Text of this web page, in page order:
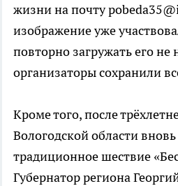
жизни на почту
изображение уже
повторно загружать его
организаторы сохранили
Кроме того, после
Вологодской области
традиционное шествие
Губернатор региона